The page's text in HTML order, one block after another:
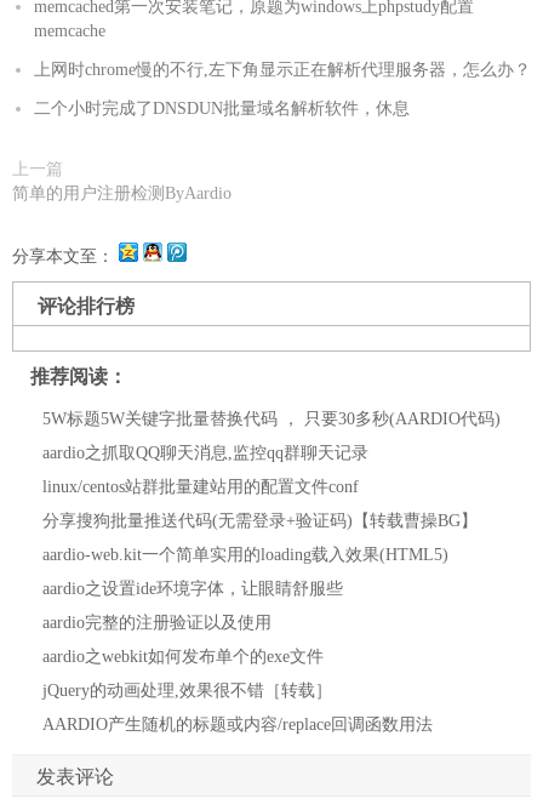
memcached第一次安装笔记，原题为windows上phpstudy配置
memcache
上网时chrome慢的不行,左下角显示正在解析代理服务器，怎么办？
二个小时完成了DNSDUN批量域名解析软件，休息
上一篇
简单的用户注册检测ByAardio
分享本文至：
评论排行榜
推荐阅读：
5W标题5W关键字批量替换代码 ， 只要30多秒(AARDIO代码)
aardio之抓取QQ聊天消息,监控qq群聊天记录
linux/centos站群批量建站用的配置文件conf
分享搜狗批量推送代码(无需登录+验证码)【转载曹操BG】
aardio-web.kit一个简单实用的loading载入效果(HTML5)
aardio之设置ide环境字体，让眼睛舒服些
aardio完整的注册验证以及使用
aardio之webkit如何发布单个的exe文件
jQuery的动画处理,效果很不错［转载］
AARDIO产生随机的标题或内容/replace回调函数用法
发表评论